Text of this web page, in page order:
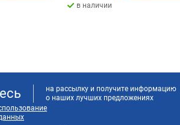
в наличии
на рассылку и получите информацию
о наших лучших предложениях